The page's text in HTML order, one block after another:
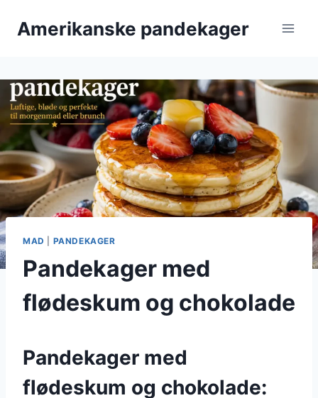
Amerikanske pandekager
MAD PANDEKAGER
Pandekager med
flødeskum og chokolade
Pandekager med
flødeskum og chokolade: